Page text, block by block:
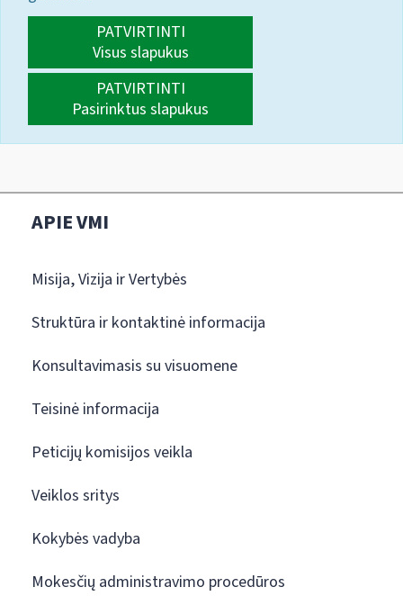
PATVIRTINTI
Visus slapukus
PATVIRTINTI
Pasirinktus slapukus
APIE VMI
Misija, Vizija ir Vertybės
Struktūra ir kontaktinė informacija
Konsultavimasis su visuomene
Teisinė informacija
Peticijų komisijos veikla
Veiklos sritys
Kokybės vadyba
Mokesčių administravimo procedūros